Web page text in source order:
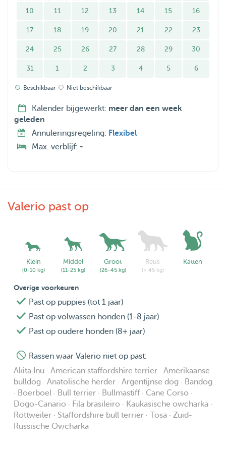
10 11 12 13 14 15 16
17 18 19 20 21 22 23
24 25 26 27 28 29 30
31 1 2 3 4 5 6
Beschikbaar Niet beschikbaar
Kalender bijgewerkt: meer dan een week
geleden
Annuleringsregeling: Flexibel
Max. verblijf: -
Valerio past op
Klein
(0-10 kg)
Middel
(11-25 kg)
Groot
(26-45 kg)
Reus
(> 45 kg)
Katten
Overige voorkeuren
Past op puppies (tot 1 jaar)
Past op volwassen honden (1-8 jaar)
Past op oudere honden (8+ jaar)
Rassen waar Valerio niet op past:
Akita Inu · American staffordshire terrier · Amerikaanse
bulldog · Anatolische herder · Argentijnse dog · Bandog
· Boerboel · Bull terrier · Bullmastiff · Cane Corso ·
Dogo-Canario · Fila brasileiro · Kaukasische owcharka ·
Rottweiler · Staffordshire bull terrier · Tosa · Zuid-
Russische Owcharka